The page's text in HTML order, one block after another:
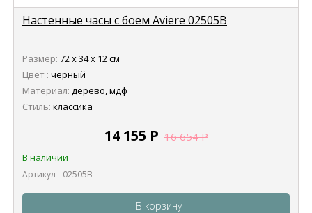
Настенные часы с боем Aviere 02505B
Размер: 72 х 34 х 12 см
Цвет : черный
Материал: дерево, мдф
Стиль: классика
14 155 Р 16 654Р
В наличии
Артикул - 02505B
В корзину